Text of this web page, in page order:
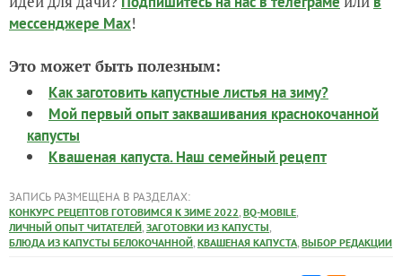
мессенджере Max!
Это может быть полезным:
Как заготовить капустные листья на зиму?
Мой первый опыт заквашивания краснокочанной
капусты
Квашеная капуста. Наш семейный рецепт
ЗАПИСЬ РАЗМЕЩЕНА В РАЗДЕЛАХ:
КОНКУРС РЕЦЕПТОВ ГОТОВИМСЯ К ЗИМЕ 2022, BQ-MOBILE,
ЛИЧНЫЙ ОПЫТ ЧИТАТЕЛЕЙ, ЗАГОТОВКИ ИЗ КАПУСТЫ,
БЛЮДА ИЗ КАПУСТЫ БЕЛОКОЧАННОЙ, КВАШЕНАЯ КАПУСТА, ВЫБОР РЕДАКЦИИ